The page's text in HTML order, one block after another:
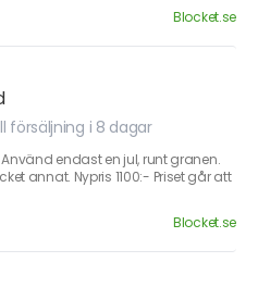
Blocket.se
försäljning i 8 dagar
endast en jul, runt granen.
annat. Nypris 1100:- Priset går att
Blocket.se